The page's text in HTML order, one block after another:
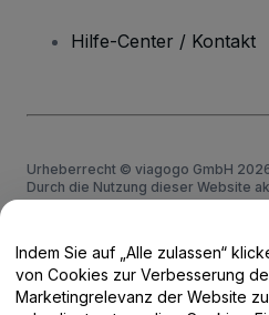
Hilfe-Center / Kontakt
Urheberrecht © viagogo GmbH
Durch die Nutzung dieser Website
Geschäftsbedingungenund die
Indem Sie auf „Alle zulassen“
von Cookies zur Verbesserung
Marketingrelevanz der Website zu. Ansonsten verwenden wir